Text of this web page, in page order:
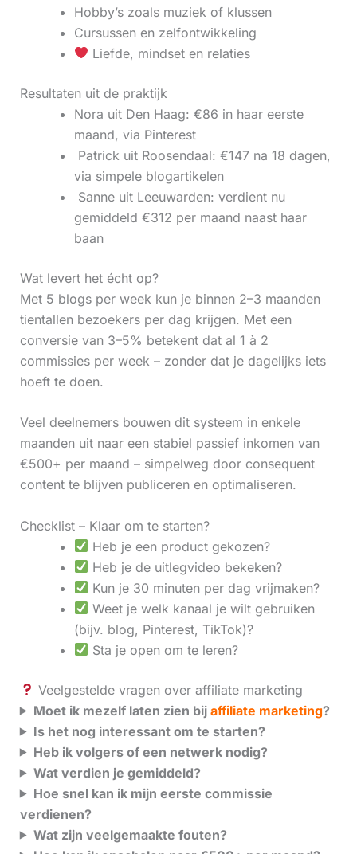
Hobby’s zoals muziek of klussen
Cursussen en zelfontwikkeling
Liefde, mindset en relaties
Resultaten uit de praktijk
Nora uit Den Haag: €86 in haar eerste
maand, via Pinterest
‍ Patrick uit Roosendaal: €147 na 18 dagen,
via simpele blogartikelen
‍ Sanne uit Leeuwarden: verdient nu
gemiddeld €312 per maand naast haar
baan
Wat levert het écht op?
Met 5 blogs per week kun je binnen 2–3 maanden
tientallen bezoekers per dag krijgen. Met een
conversie van 3–5% betekent dat al 1 à 2
commissies per week – zonder dat je dagelijks iets
hoeft te doen.
Veel deelnemers bouwen dit systeem in enkele
maanden uit naar een stabiel passief inkomen van
€500+ per maand – simpelweg door consequent
content te blijven publiceren en optimaliseren.
Checklist – Klaar om te starten?
Heb je een product gekozen?
Heb je de uitlegvideo bekeken?
Kun je 30 minuten per dag vrijmaken?
Weet je welk kanaal je wilt gebruiken
(bijv. blog, Pinterest, TikTok)?
Sta je open om te leren?
Veelgestelde vragen over affiliate marketing
Moet ik mezelf laten zien bij affiliate marketing?
Is het nog interessant om te starten?
Heb ik volgers of een netwerk nodig?
Wat verdien je gemiddeld?
Hoe snel kan ik mijn eerste commissie
verdienen?
Wat zijn veelgemaakte fouten?